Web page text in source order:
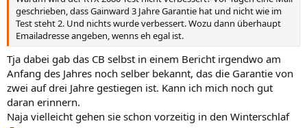
geschrieben, dass Gainward 3 Jahre Garantie hat und nicht wie im
Test steht 2. Und nichts wurde verbessert. Wozu dann überhaupt
Emailadresse angeben, wenns eh egal ist.
Tja dabei gab das CB selbst in einem Bericht irgendwo am
Anfang des Jahres noch selber bekannt, das die Garantie von
zwei auf drei Jahre gestiegen ist. Kann ich mich noch gut
daran erinnern.
Naja vielleicht gehen sie schon vorzeitig in den Winterschlaf